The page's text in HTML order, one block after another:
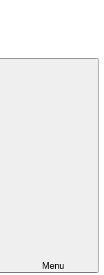
Menu